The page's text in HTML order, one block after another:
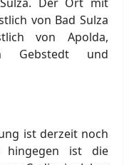
Der Ort mit
von Bad Sulza
von Apolda,
Gebstedt und
ist derzeit noch
hingegen ist die